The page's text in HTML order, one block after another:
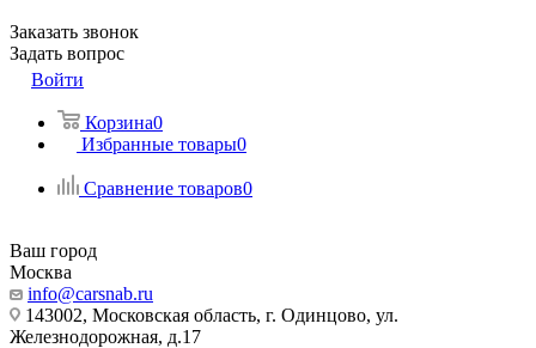
Заказать звонок
Задать вопрос
Войти
Корзина0
Избранные товары0
Сравнение товаров0
Ваш город
Москва
info@carsnab.ru
143002, Московская область, г. Одинцово, ул.
Железнодорожная, д.17